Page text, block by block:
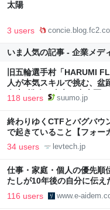
太陽
3 users
いま人気の記事 - 企業メデ
旧五輪選手村「HARUMI
人が本気スキルで挑む、盆
向上”戦略 東京・中央区
118 users suumo.jp
終わりゆくCTFとバグバウ
で起きていること【フォー
34 users levtech.jp
仕事・家庭・個人の優先順
たしが10年後の自分に伝
116 users www.e-